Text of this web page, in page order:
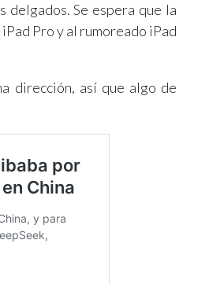
delgados. Se espera que la
Pro y al rumoreado iPad
dirección, así que algo de